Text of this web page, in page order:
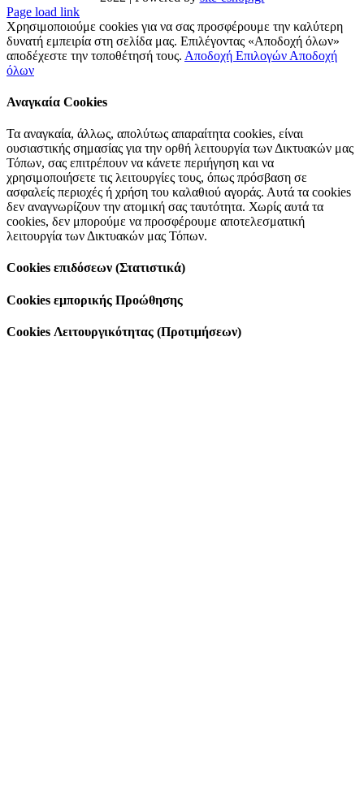
Page load link
Χρησιμοποιούμε cookies για να σας προσφέρουμε την καλύτερη
δυνατή εμπειρία στη σελίδα μας. Επιλέγοντας «Αποδοχή όλων»
αποδέχεστε την τοποθέτησή τους. Αποδοχή Επιλογών Αποδοχή
όλων
Αναγκαία Cookies
Τα αναγκαία, άλλως, απολύτως απαραίτητα cookies, είναι
ουσιαστικής σημασίας για την ορθή λειτουργία των Δικτυακών μας
Τόπων, σας επιτρέπουν να κάνετε περιήγηση και να
χρησιμοποιήσετε τις λειτουργίες τους, όπως πρόσβαση σε
ασφαλείς περιοχές ή χρήση του καλαθιού αγοράς. Αυτά τα cookies
δεν αναγνωρίζουν την ατομική σας ταυτότητα. Χωρίς αυτά τα
cookies, δεν μπορούμε να προσφέρουμε αποτελεσματική
λειτουργία των Δικτυακών μας Τόπων.
Cookies επιδόσεων (Στατιστικά)
Cookies εμπορικής Προώθησης
Cookies Λειτουργικότητας (Προτιμήσεων)